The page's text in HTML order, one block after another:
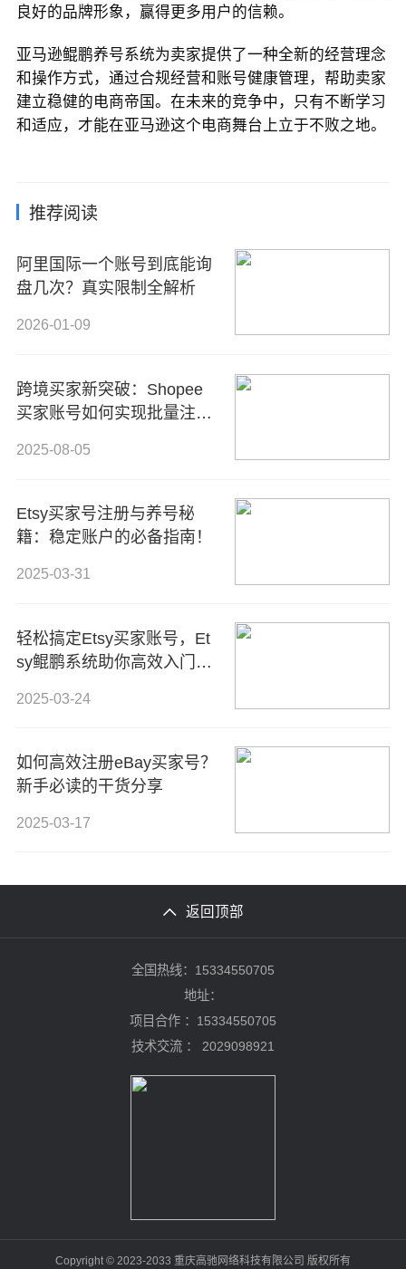
良好的品牌形象，赢得更多用户的信赖。
亚马逊鲲鹏养号系统为卖家提供了一种全新的经营理念
和操作方式，通过合规经营和账号健康管理，帮助卖家
建立稳健的电商帝国。在未来的竞争中，只有不断学习
和适应，才能在亚马逊这个电商舞台上立于不败之地。
推荐阅读
阿里国际一个账号到底能询
盘几次？真实限制全解析
2026-01-09
跨境买家新突破：Shopee
买家账号如何实现批量注册
2025-08-05
Etsy买家号注册与养号秘
籍：稳定账户的必备指南！
2025-03-31
轻松搞定Etsy买家账号，Et
sy鲲鹏系统助你高效入门全
2025-03-24
如何高效注册eBay买家号？
新手必读的干货分享
2025-03-17
返回顶部
全国热线：15334550705
地址：
项目合作 ：15334550705
技术交流 ： 2029098921
Copyright © 2023-2033 重庆高驰网络科技有限公司 版权所有